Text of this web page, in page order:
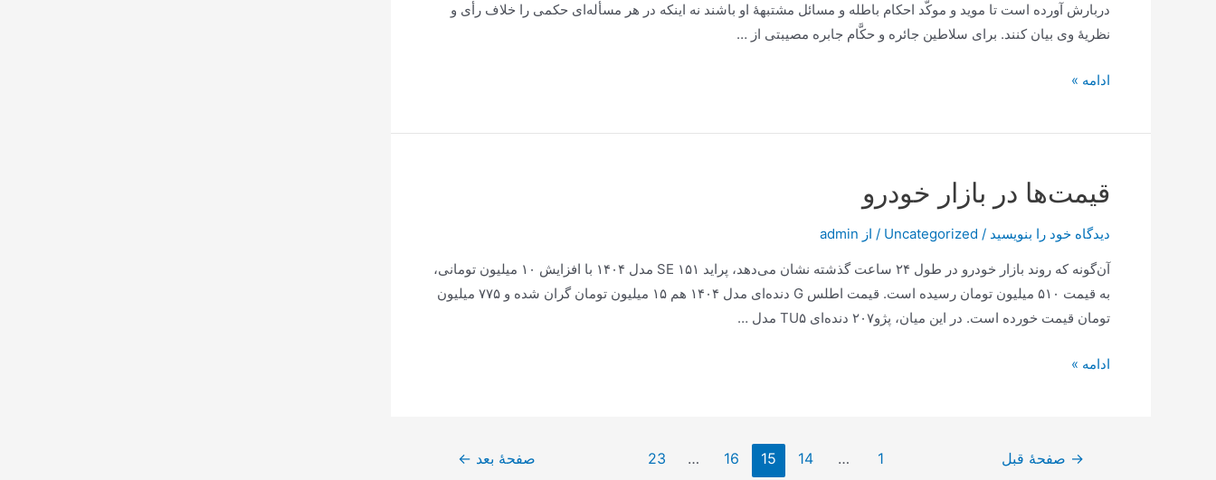
متّصل‌
است‌
دربارش‌ آورده‌ است‌ تا موید و موكّد احكام‌ باطله‌ و مسائل‌ مشتبهۀ او باشند نه‌ اینكه‌ در هر مسأله‌ای‌ حكمی‌ را خلاف‌ رأی‌ و
نظریۀ وی‌ بیان‌ كنند. برای‌ سلاطین‌ جائره‌ و حكَّام‌ جابره‌ مصیبتی‌ از …
اسباب
السلام
ادامه »
قیمت‌ها در بازار خودرو
دیدگاه‌ خود را بنویسید /
Uncategorized / از admin
آن‌گونه که روند بازار خودرو در طول ۲۴ ساعت گذشته نشان می‌دهد، پراید ۱۵۱ SE مدل ۱۴۰۴ با افزایش ۱۰ میلیون تومانی،
به قیمت ۵۱۰ میلیون تومان رسیده است. قیمت اطلس G دنده‌ای مدل ۱۴۰۴ هم ۱۵ میلیون تومان گران شده و ۷۷۵ میلیون
تومان قیمت خورده است. در این میان، پژو۲۰۷ دنده‌ای TU۵ مدل …
قیمت‌ها
ادامه »
صفحه‌بندی
→ صفحهٔ قبل 1
…
14
15
16
…
23 صفحهٔ بعد ←